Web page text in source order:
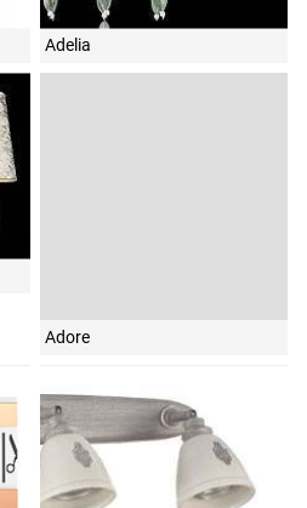
Adelia
Adore